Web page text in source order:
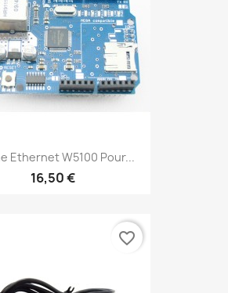
Ethernet W5100 Pour...
16,50 €
favorite_border